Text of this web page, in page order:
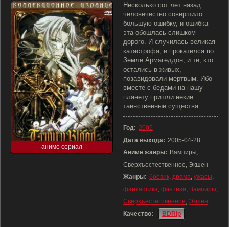
аниме сериал
Несколько сот лет назад
человечество совершило
большую ошибку, и ошибка
эта обошлась слишком
дорого. И случилась великая
катастрофа, и прокатился по
Земле Армагеддон, и те, кто
остались в живых,
позавидовали мертвым. Ибо
вместе с бедами на нашу
планету пришли некие
таинственные существа.
Год: 2005
Дата выхода: 2005-04-28
Аниме жанры: Вампиры,
Сверхъестественное, Экшен
Жанры: боевик, драма, ужасы,
фантастика, фэнтези, Вампиры,
Сверхъестественное, Экшен
Качество:
BDRip